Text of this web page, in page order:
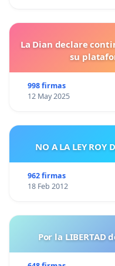
La Dian declare
su
998 firmas
12 May 2025
NO A LA LEY ROY
962 firmas
18 Feb 2012
Por la LIBERTAD